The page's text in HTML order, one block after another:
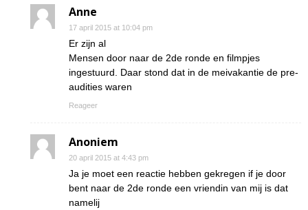
Anne
17 april 2015 at 10:04 pm
Er zijn al
Mensen door naar de 2de ronde en filmpjes
ingestuurd. Daar stond dat in de meivakantie de pre-
audities waren
Reageer
Anoniem
20 april 2015 at 4:43 pm
Ja je moet een reactie hebben gekregen if je door
bent naar de 2de ronde een vriendin van mij is dat
namelij